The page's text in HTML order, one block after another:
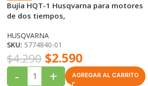
Bujía HQT-1 Husqvarna para motores
de dos tiempos,
HUSQVARNA
SKU: 5774840-01
$4.290 $2.590
- + AGREGAR AL CARRITO